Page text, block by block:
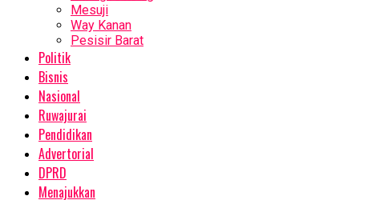
Mesuji
Way Kanan
Pesisir Barat
Politik
Bisnis
Nasional
Ruwajurai
Pendidikan
Advertorial
DPRD
Menajukkan